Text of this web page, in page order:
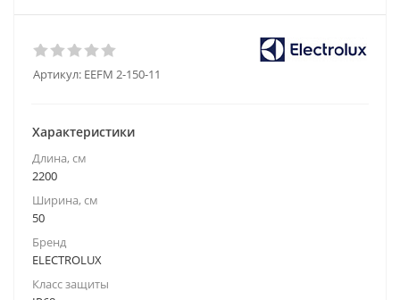
Артикул: EEFM 2-150-11
Характеристики
Длина, см
2200
Ширина, см
50
Бренд
ELECTROLUX
Класс защиты